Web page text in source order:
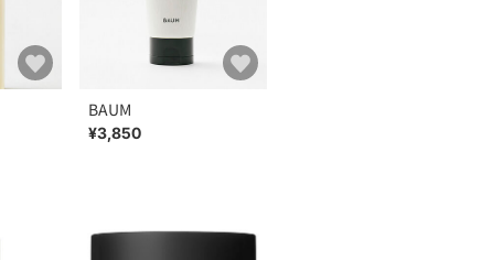
BAUM
¥3,850